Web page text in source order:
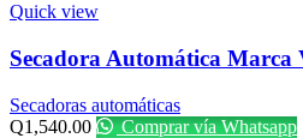
Quick view
Secadora Automática Marca
Secadoras automáticas
Q1,540.00 Comprar vía Whatsapp